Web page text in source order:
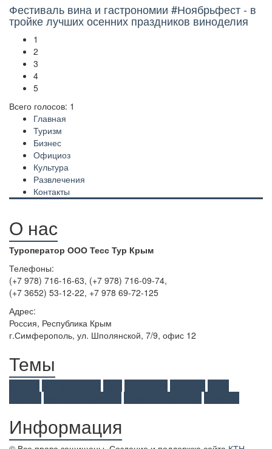
Фестиваль вина и гастрономии #Ноябрьфест - в
тройке лучших осенних праздников виноделия
1
2
3
4
5
Всего голосов: 1
Главная
Туризм
Бизнес
Официоз
Культура
Развлечения
Контакты
О нас
Туроператор ООО Тесс Тур Крым
Телефоны:
(+7 978) 716-16-63, (+7 978) 716-09-74,
(+7 3652) 53-12-22, +7 978 69-72-125
Адрес:
Россия, Республика Крым
г.Симферополь, ул. Шполянской, 7/9, офис 12
Темы
Информация